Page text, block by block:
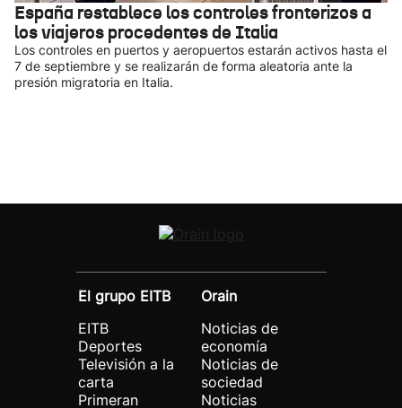
España restablece los controles fronterizos a
los viajeros procedentes de Italia
Los controles en puertos y aeropuertos estarán activos hasta el
7 de septiembre y se realizarán de forma aleatoria ante la
presión migratoria en Italia.
El grupo EITB
EITB
Deportes
Televisión a la
carta
Primeran
Orain
Noticias de
economía
Noticias de
sociedad
Noticias